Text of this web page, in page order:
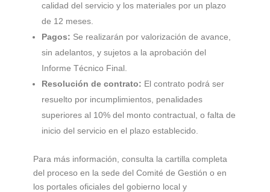
calidad del servicio y los materiales por un plazo
de 12 meses.
Pagos: Se realizarán por valorización de avance,
sin adelantos, y sujetos a la aprobación del
Informe Técnico Final.
Resolución de contrato: El contrato podrá ser
resuelto por incumplimientos, penalidades
superiores al 10% del monto contractual, o falta de
inicio del servicio en el plazo establecido.
Para más información, consulta la cartilla completa
del proceso en la sede del Comité de Gestión o en
los portales oficiales del gobierno local y